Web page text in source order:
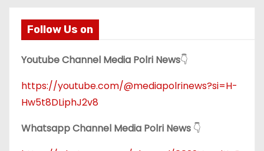
Follow Us on
Youtube Channel Media Polri News👇
https://youtube.com/@mediapolrinews?si=H-
Hw5t8DLiphJ2v8
Whatsapp Channel Media Polri News 👇